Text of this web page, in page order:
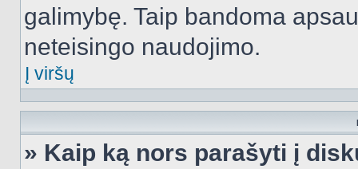
galimybę. Taip bandoma
neteisingo naudojimo.
Į viršų
» Kaip ką nors parašyti į